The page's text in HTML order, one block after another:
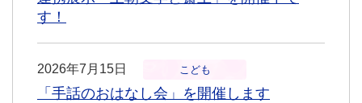
す！
2026年7月15日 こども
「手話のおはなし会」を開催します